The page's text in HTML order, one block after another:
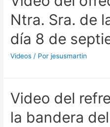
Ntra. Sra. de
día 8 de
Videos / Porjesusmartin
Video del
la bandera